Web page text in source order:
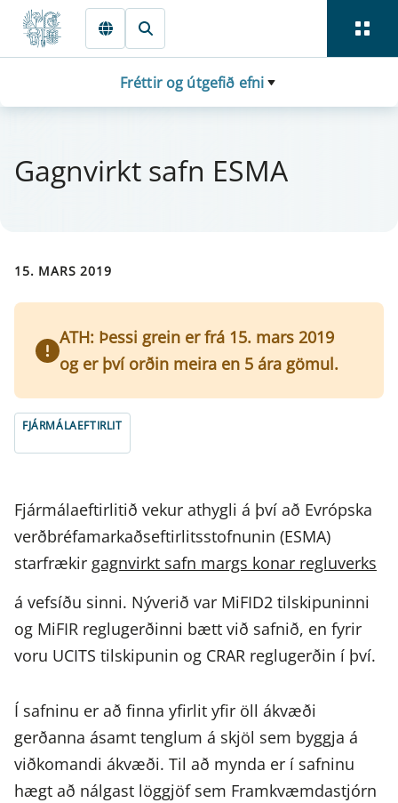
Fara beint í Meginmál
Fréttir og útgefið efni
Gagn­virkt safn ESMA
15. MARS 2019
ATH: Þessi grein er frá 15. mars 2019
og er því orðin meira en 5 ára gömul.
FJÁRMÁLAEFTIRLIT
Fjármálaeftirlitið vekur athygli á því að Evrópska
verðbréfamarkaðseftirlitsstofnunin (ESMA)
starfrækir gagnvirkt safn margs konar regluverks
á vefsíðu sinni. Nýverið var MiFID2 tilskipuninni
og MiFIR reglugerðinni bætt við safnið, en fyrir
voru UCITS tilskipunin og CRAR reglugerðin í því.
Í safninu er að finna yfirlit yfir öll ákvæði
gerðanna ásamt tenglum á skjöl sem byggja á
viðkomandi ákvæði. Til að mynda er í safninu
hægt að nálgast löggjöf sem Framkvæmdastjórn